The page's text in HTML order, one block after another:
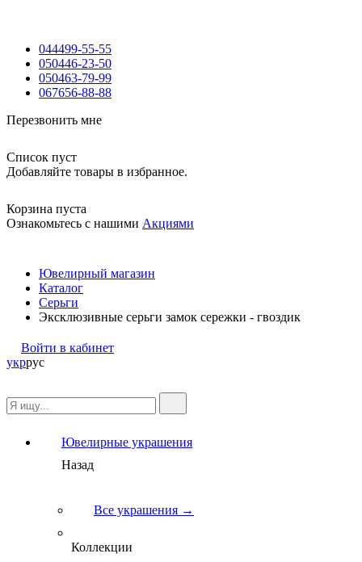
044499-55-55
050446-23-50
050463-79-99
067656-88-88
Перезвонить мне
Список пуст
Добавляйте товары в избранное.
Корзина пуста
Ознакомьтесь с нашими Акциями
Ювелирный магазин
Каталог
Серьги
Эксклюзивные серьги замок сережки - гвоздик
Войти в кабинет
укррус
Ювелирные украшения
Назад
Все украшения →
Коллекции